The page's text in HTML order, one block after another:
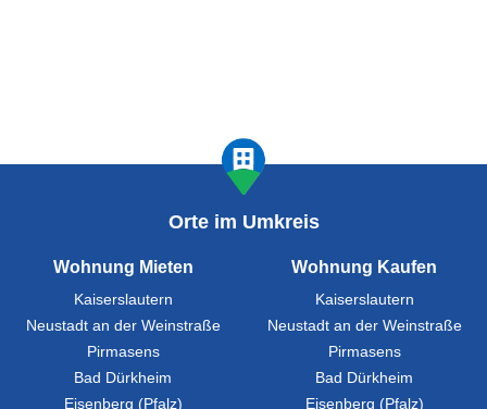
Orte im Umkreis
Wohnung Mieten
Kaiserslautern
Neustadt an der Weinstraße
Pirmasens
Bad Dürkheim
Eisenberg (Pfalz)
Wohnung Kaufen
Kaiserslautern
Neustadt an der Weinstraße
Pirmasens
Bad Dürkheim
Eisenberg (Pfalz)